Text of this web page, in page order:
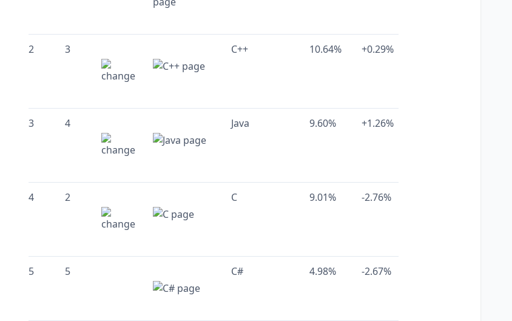
2 3 C++ 10.64% +0.29%
3 4 Java 9.60% +1.26%
4 2 C 9.01% -2.76%
5 5 C# 4.98% -2.67%